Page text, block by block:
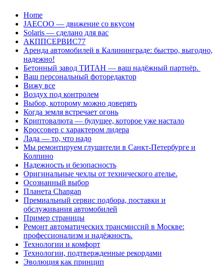
Перейти
содержанию
Home
JAECOO — движение со вкусом
Solaris — сделано для вас
АКППСЕРВИС77
Аренда автомобилей в Калининграде: быстро, выгодно,
надежно!
Бетонный завод ТИТАН — ваш надёжный партнёр.
Ваш персональный фоторедактор
Вижу все
Воздух под контролем
Выбор, которому можно доверять
Когда земля встречает огонь
Криптовалюта — будущее, которое уже настало
Кроссовер с характером лидера
Лада — то, что надо
Мы ремонтируем глушители в Санкт-Петербурге и
Колпино
Надежность и безопасность
Оригинальные чехлы от технического ателье.
Осознанный выбор
Планета Changan
Премиальный сервис подбора, поставки и
обслуживания автомобилей
Пример страницы
Ремонт автоматических трансмиссий в Москве:
профессионализм и надёжность.
Технологии и комфорт
Технологии, подтвержденные рекордами
Эволюция как принцип